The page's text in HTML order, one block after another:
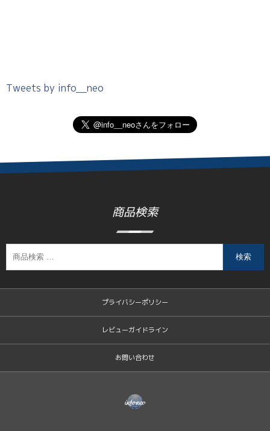
Tweets by info__neo
商品検索
検索
プライバシーポリシー
レビューガイドライン
お問い合わせ